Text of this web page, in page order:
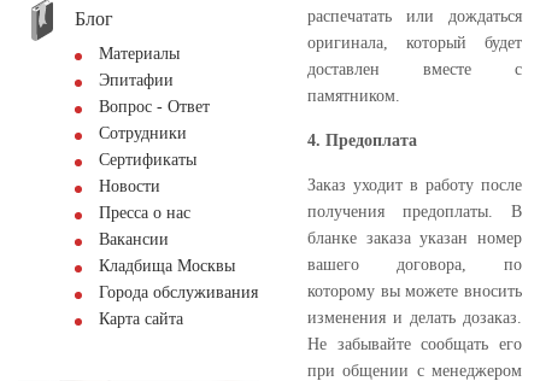
Блог
Материалы
Эпитафии
Вопрос - Ответ
Сотрудники
Сертификаты
Новости
Пресса о нас
Вакансии
Кладбища Москвы
Города обслуживания
Карта сайта
распечатать или дождаться
оригинала, который будет
доставлен вместе с
памятником.
4. Предоплата
Заказ уходит в работу после
получения предоплаты. В
бланке заказа указан номер
вашего договора, по
которому вы можете вносить
изменения и делать дозаказ.
Не забывайте сообщать его
при общении с менеджером